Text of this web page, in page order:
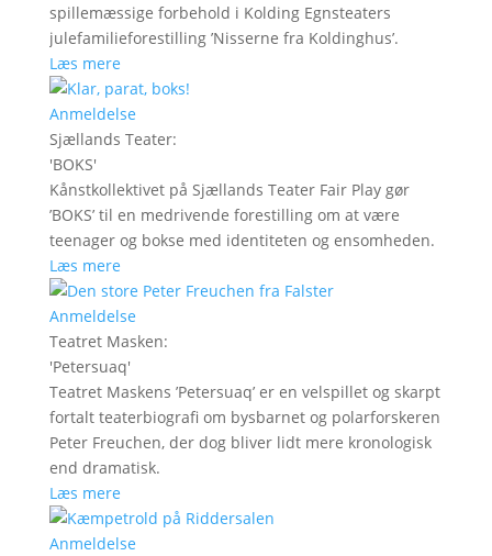
spillemæssige forbehold i Kolding Egnsteaters
julefamilieforestilling ’Nisserne fra Koldinghus’.
Læs mere
Anmeldelse
Sjællands Teater:
'BOKS'
Kånstkollektivet på Sjællands Teater Fair Play gør
’BOKS’ til en medrivende forestilling om at være
teenager og bokse med identiteten og ensomheden.
Læs mere
Anmeldelse
Teatret Masken:
'Petersuaq'
Teatret Maskens ’Petersuaq’ er en velspillet og skarpt
fortalt teaterbiografi om bysbarnet og polarforskeren
Peter Freuchen, der dog bliver lidt mere kronologisk
end dramatisk.
Læs mere
Anmeldelse